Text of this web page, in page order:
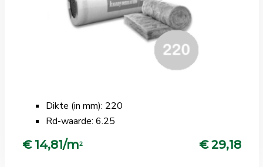
Dikte (in mm): 220
Rd-waarde: 6.25
€ 14,81/m2 € 29,18